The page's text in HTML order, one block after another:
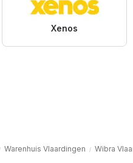
Xenos
Warenhuis Vlaardingen Wibra